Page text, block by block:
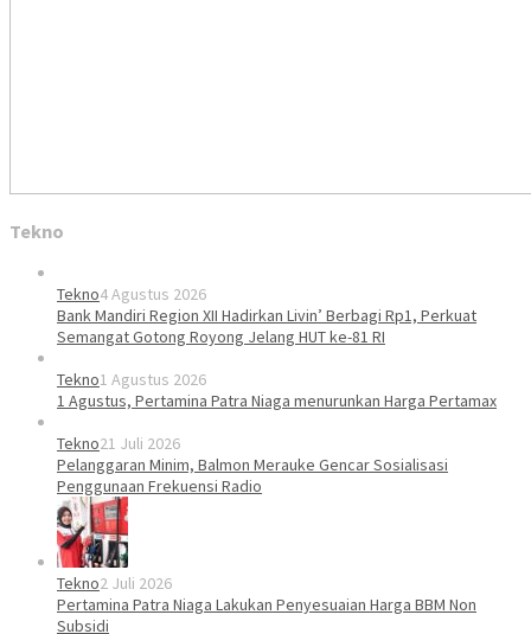
Tekno
Tekno4 Agustus 2026
Bank Mandiri Region XII Hadirkan Livin’ Berbagi Rp1, Perkuat
Semangat Gotong Royong Jelang HUT ke-81 RI
Tekno1 Agustus 2026
1 Agustus, Pertamina Patra Niaga menurunkan Harga Pertamax
Tekno21 Juli 2026
Pelanggaran Minim, Balmon Merauke Gencar Sosialisasi
Penggunaan Frekuensi Radio
Tekno2 Juli 2026
Pertamina Patra Niaga Lakukan Penyesuaian Harga BBM Non
Subsidi